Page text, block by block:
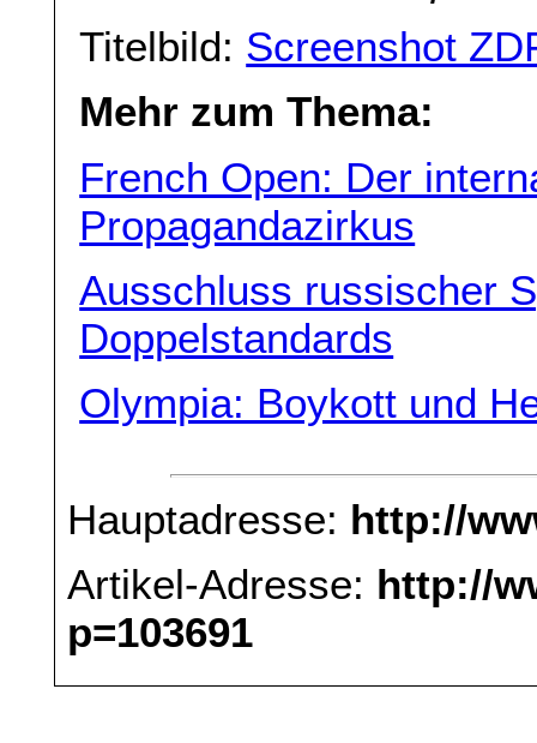
Titelbild: Screenshot
Mehr zum Thema:
French Open: Der
Propagandazirkus
Ausschluss russischer
Doppelstandards
Olympia: Boykott und
Hauptadresse: http://
Artikel-Adresse: http://
p=103691